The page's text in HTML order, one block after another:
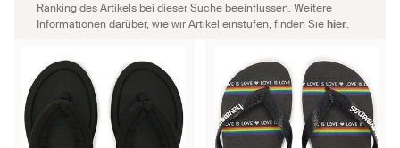
Ranking des Artikels bei dieser Suche beeinflussen. Weitere
Informationen darüber, wie wir Artikel einstufen, finden Siehier.